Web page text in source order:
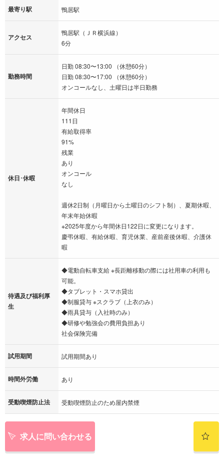
最寄り駅 鴨居駅
アクセス
鴨居駅（ＪＲ横浜線）
6分
勤務時間
日勤 08:30〜13:00 （休憩60分）
日勤 08:30〜17:00 （休憩60分）
オンコールなし、土曜日は半日勤務
休日･休暇
年間休日
111日
有給取得率
91%
残業
あり
オンコール
なし
週休2日制（月曜日から土曜日のシフト制）、夏期休暇、
年末年始休暇
※2025年度から年間休日122日に変更になります。
慶弔休暇、有給休暇、育児休業、産前産後休暇、介護休
暇
待遇及び福利厚
生
◆電動自転車支給 ※長距離移動の際には社用車の利用も
可能。
◆タブレット・スマホ貸出
◆制服貸与 ※スクラブ（上衣のみ）
◆雨具貸与（入社時のみ）
◆研修や勉強会の費用負担あり
社会保険完備
試用期間 試用期間あり
時間外労働 あり
受動喫煙防止法 受動喫煙防止のため屋内禁煙
求人に問い合わせる